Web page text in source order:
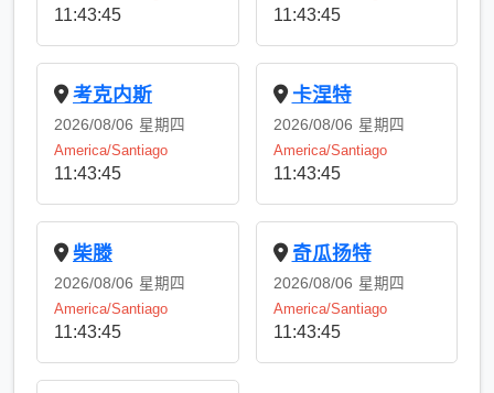
11:43:45 11:43:45
考克内斯
2026/08/06 星期四
America/Santiago
11:43:45
卡涅特
2026/08/06 星期四
America/Santiago
11:43:45
柴滕
2026/08/06 星期四
America/Santiago
11:43:45
奇瓜扬特
2026/08/06 星期四
America/Santiago
11:43:45